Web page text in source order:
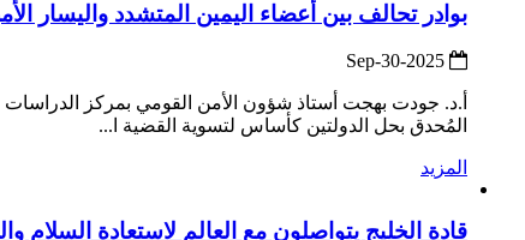
بوادر تحالف بين أعضاء اليمين المتشدد واليسار
أ.د. جودت بهجت أستاذ شؤون الأمن القومي بمركز الدراسات
المُحدق بحل الدولتين كأساس لتسوية القضية ا...
المزيد
قادة الخليج يتواصلون مع العالم لاستعادة السلام